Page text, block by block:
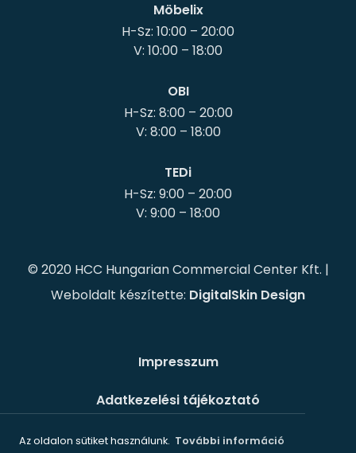
Az oldalon sütiket használunk. További információ
Möbelix
H-Sz: 10:00 – 20:00
OBI
H-Sz: 8:00 – 20:00
V: 8:00 – 18:00
TEDi
H-Sz: 9:00 – 20:00
© 2020 HCC Hungarian Commercial Center Kft. |
Weboldalt készítette: DigitalSkin Design
Impresszum
Adatkezelési tájékoztató
Süti szabályzat